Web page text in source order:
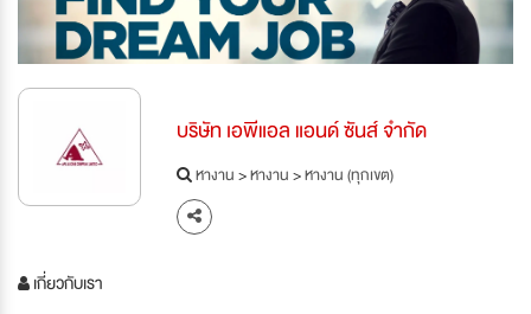
บริษัท เอพีแอล แอนด์ ซันส์ จำกัด
หางาน>หางาน>หางาน (ทุกเขต)
เกี่ยวกับเรา